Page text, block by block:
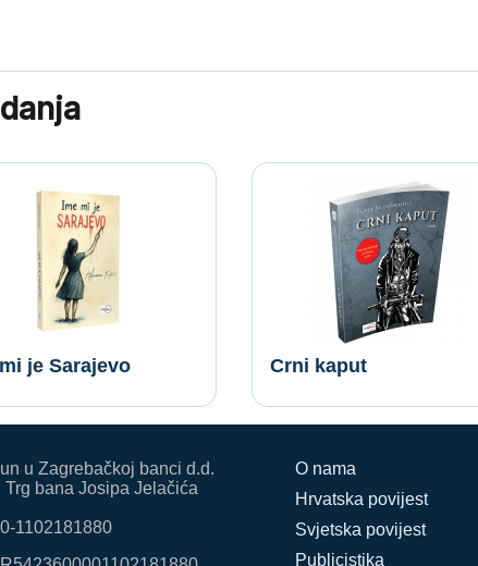
je Sarajevo Crni kaput
u Zagrebačkoj banci d.d.
Trg bana Josipa Jelačića
1102181880
O nama
Hrvatska povijest
Svjetska povijest
Publicistika